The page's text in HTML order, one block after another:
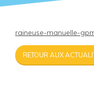
raineuse-manuelle-
RETOUR AUX